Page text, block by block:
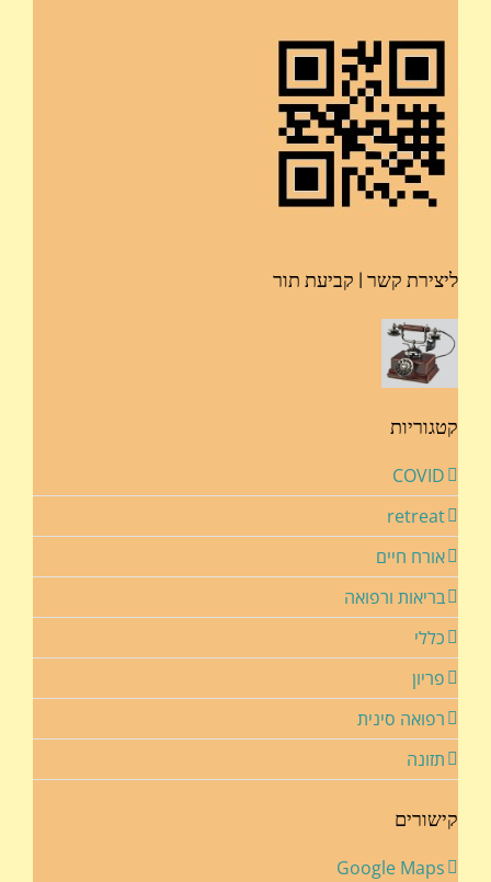
ליצירת קשר | קביעת תור
קטגוריות
COVID
retreat
אורח חיים
בריאות ורפואה
כללי
פריון
רפואה סינית
תזונה
קישורים
Google Maps